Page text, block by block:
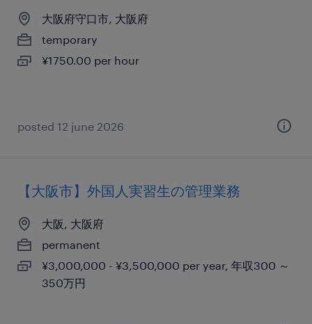
大阪府守口市, 大阪府
temporary
¥1750.00 per hour
posted 12 june 2026
【大阪市】外国人実習生の管理業務
大阪, 大阪府
permanent
¥3,000,000 - ¥3,500,000 per year, 年収300 ～
350万円